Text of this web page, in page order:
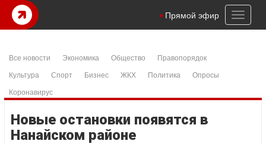
Toggle
Прямой эфир
Все новости Экономика Общество
Правопорядок
Культура
Спорт Бизнес ЖКХ Политика
Опросы
Коронавирус
Новые остановки появятся в
Нанайском районе